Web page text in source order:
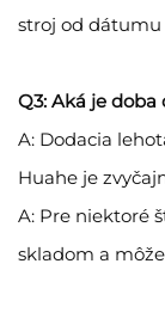
stroj od dátumu
Q3: Aká je doba
A: Dodacia
Huahe je
A: Pre niektoré
skladom a